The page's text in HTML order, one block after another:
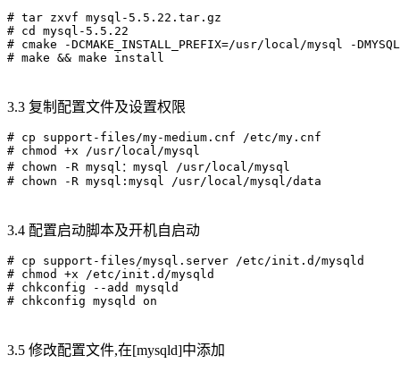
# tar zxvf mysql-5.5.22.tar.gz
# cd mysql-5.5.22
# cmake -DCMAKE_INSTALL_PREFIX=/usr/local/mysql -
3.3 复制配置文件及设置权限
# cp support-files/my-medium.cnf /etc/my.cnf
# chmod +x /usr/local/mysql
# chown -R mysql：mysql /usr/local/mysql
3.4 配置启动脚本及开机自启动
# cp support-files/mysql.server /etc/init.d/mysqld
# chmod +x /etc/init.d/mysqld
# chkconfig --add mysqld
3.5 修改配置文件,在[mysqld]中添加